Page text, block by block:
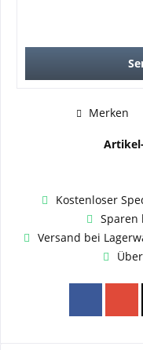
Merken
Kostenloser
Sparen
Versand bei